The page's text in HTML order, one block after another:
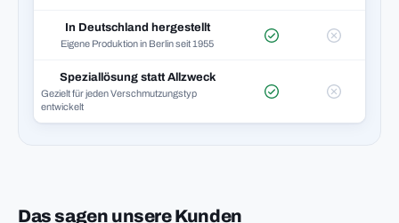
In Deutschland hergestellt
Eigene Produktion in Berlin seit 1955
Speziallösung statt Allzweck
Gezielt für jeden Verschmutzungstyp
entwickelt
Das sagen unsere Kunden